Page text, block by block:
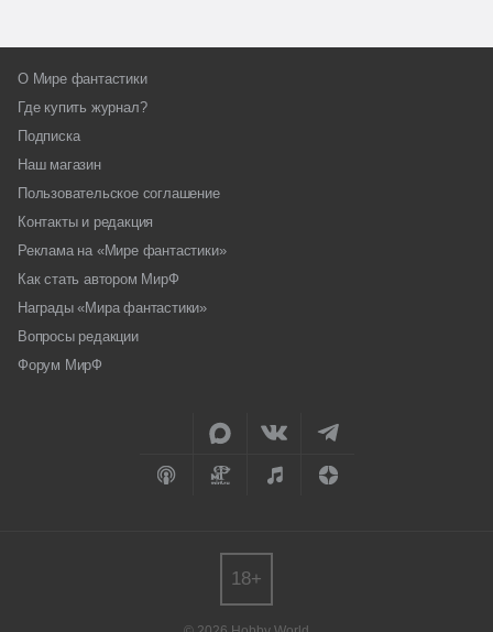
О Мире фантастики
Где купить журнал?
Подписка
Наш магазин
Пользовательское соглашение
Контакты и редакция
Реклама на «Мире фантастики»
Как стать автором МирФ
Награды «Мира фантастики»
Вопросы редакции
Форум МирФ
18+